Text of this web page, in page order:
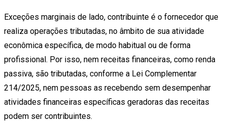
Exceções marginais de lado, contribuinte é o fornecedor que
realiza operações tributadas, no âmbito de sua atividade
econômica específica, de modo habitual ou de forma
profissional. Por isso, nem receitas financeiras, como renda
passiva, são tributadas, conforme a Lei Complementar
214/2025, nem pessoas as recebendo sem desempenhar
atividades financeiras específicas geradoras das receitas
podem ser contribuintes.